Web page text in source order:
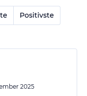
Positivste
2025